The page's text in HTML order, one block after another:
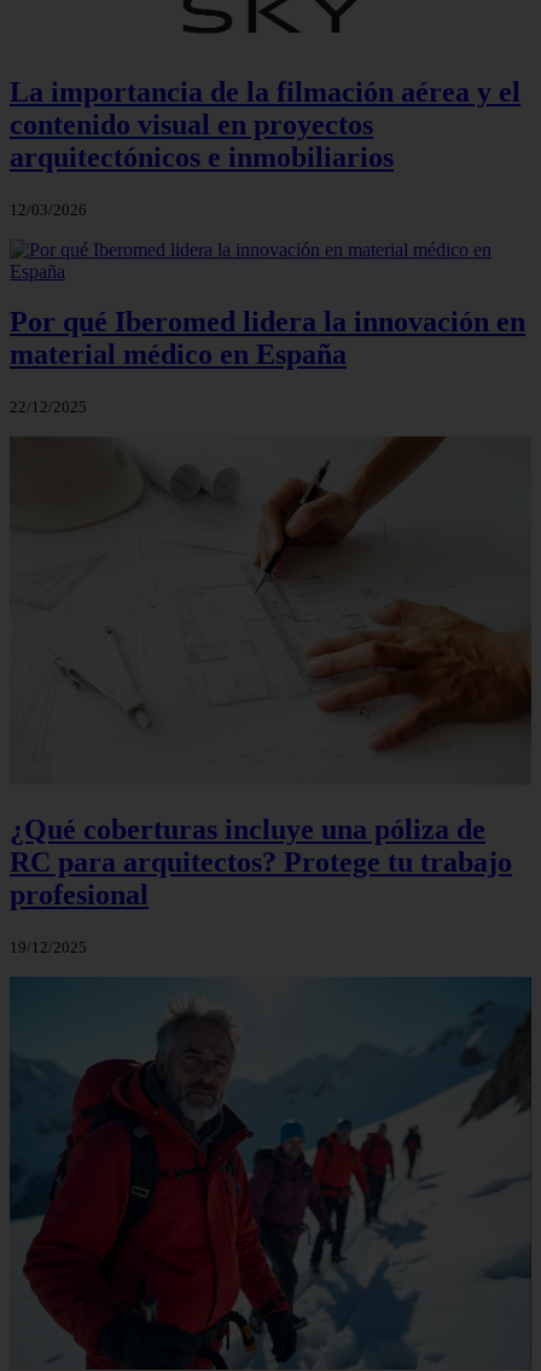
La importancia de la filmación aérea y el
contenido visual en proyectos
arquitectónicos e inmobiliarios
12/03/2026
Por qué Iberomed lidera la innovación en
material médico en España
22/12/2025
¿Qué coberturas incluye una póliza de
RC para arquitectos? Protege tu trabajo
profesional
19/12/2025